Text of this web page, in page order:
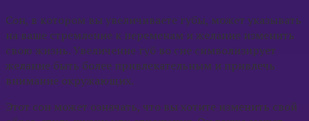
Сон, в котором вы увеличиваете губы, может указывать
на ваше стремление к переменам и желание изменить
свою жизнь. Увеличение губ во сне символизирует
желание быть более привлекательным и привлечь
внимание окружающих.
Этот сон может означать, что вы хотите изменить свой